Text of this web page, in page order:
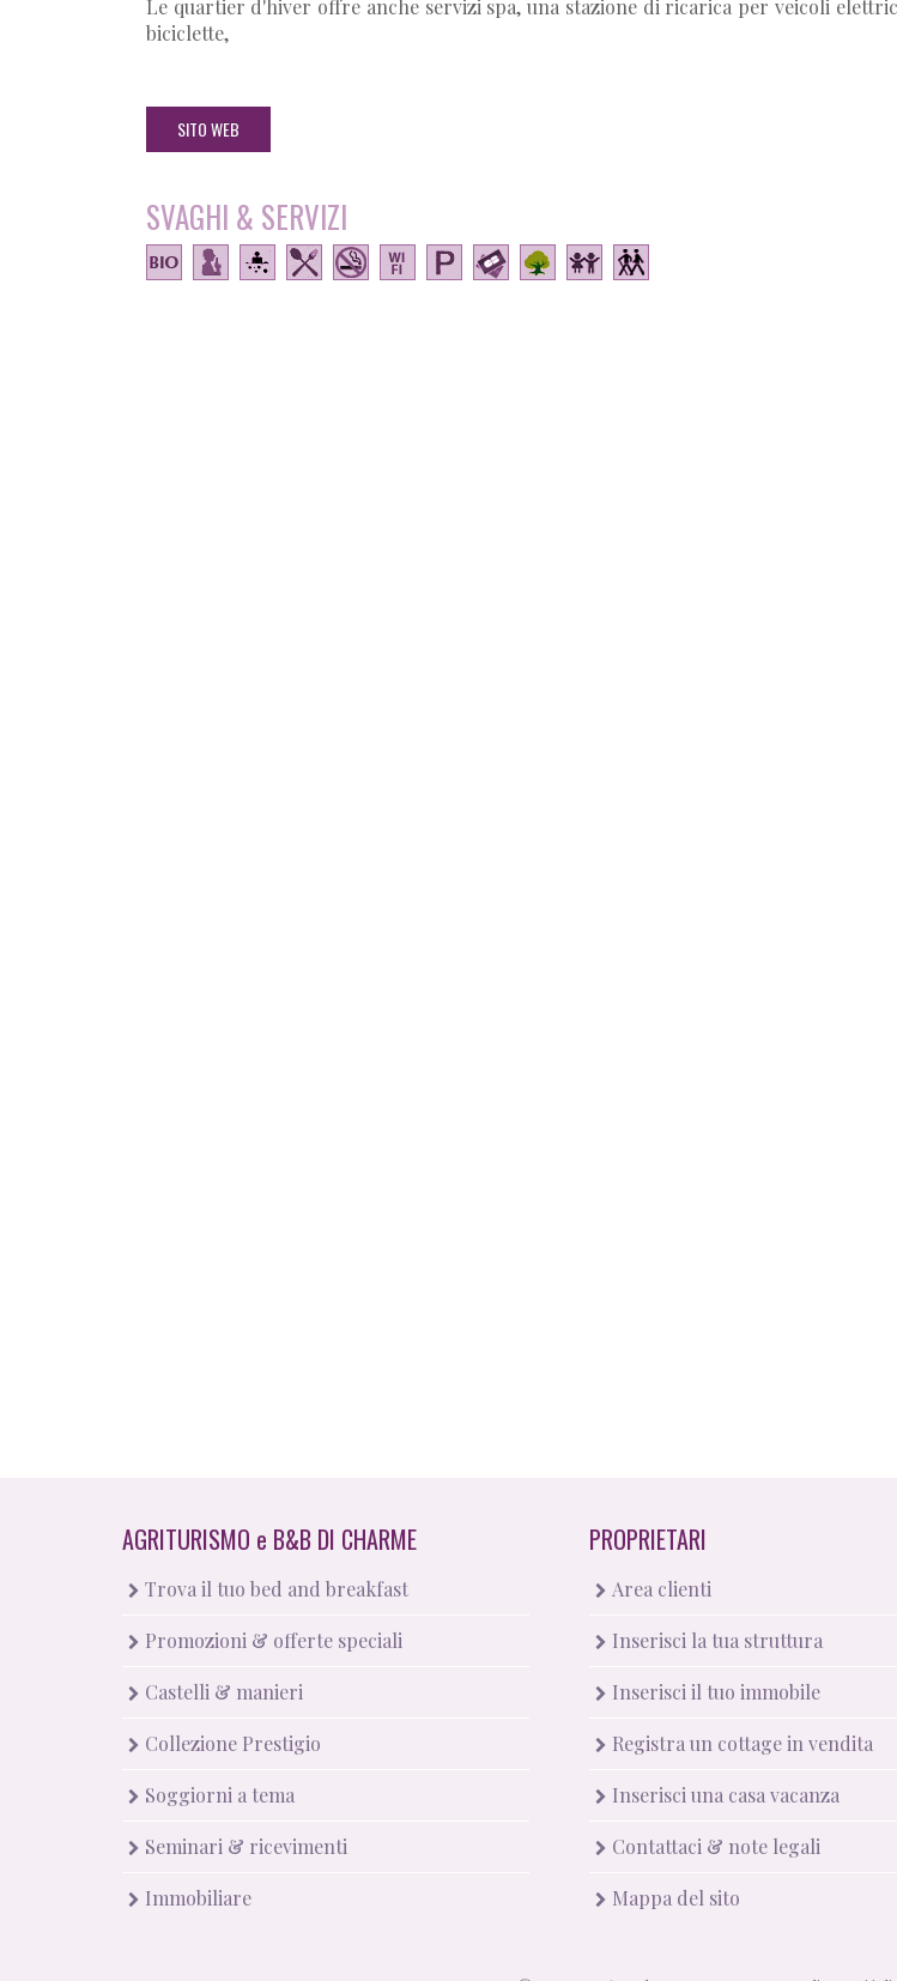
Le quartier d'hiver offre anche servizi spa, una stazione di ricarica per veicoli
biciclette,
SITO WEB
SVAGHI & SERVIZI
AGRITURISMO e B&B DI CHARME
Trova il tuo bed and breakfast
Promozioni & offerte speciali
Castelli & manieri
Collezione Prestigio
Soggiorni a tema
Seminari & ricevimenti
Immobiliare
PROPRIETARI
Area clienti
Inserisci la tua struttura
Inserisci il tuo immobile
Registra un cottage in vendita
Inserisci una casa vacanza
Contattaci & note legali
Mappa del sito